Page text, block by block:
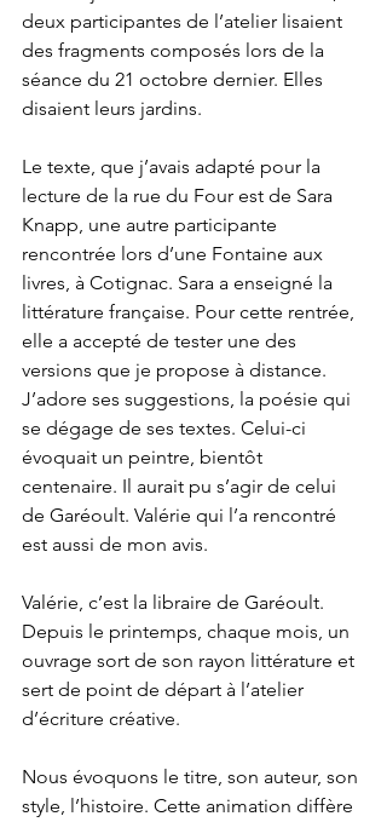
deux participantes de l’atelier lisaient
des fragments composés lors de la
séance du 21 octobre dernier. Elles
disaient leurs jardins.
Le texte, que j’avais adapté pour la
lecture de la rue du Four est de Sara
Knapp, une autre participante
rencontrée lors d’une Fontaine aux
livres, à Cotignac. Sara a enseigné la
littérature française. Pour cette rentrée,
elle a accepté de tester une des
versions que je propose à distance.
J’adore ses suggestions, la poésie qui
se dégage de ses textes. Celui-ci
évoquait un peintre, bientôt
centenaire. Il aurait pu s’agir de celui
de Garéoult. Valérie qui l’a rencontré
est aussi de mon avis.
Valérie, c’est la libraire de Garéoult.
Depuis le printemps, chaque mois, un
ouvrage sort de son rayon littérature et
sert de point de départ à l’atelier
d’écriture créative.
Nous évoquons le titre, son auteur, son
style, l’histoire. Cette animation diffère